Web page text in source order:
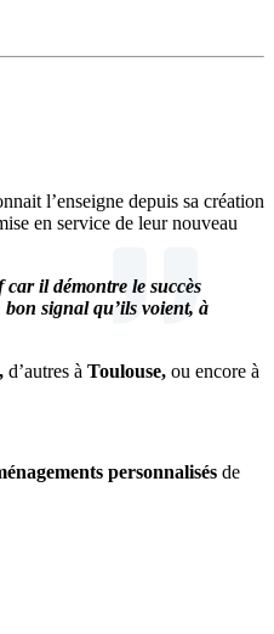
l’enseigne depuis sa création
en service de leur nouveau
il démontre le succès
signal qu’ils voient, à
d’autres à Toulouse, ou encore à
personnalisés de